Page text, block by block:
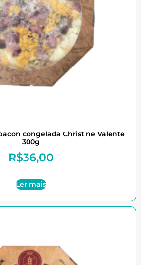
congelada Christine Valente
300g
R$36,00
Ler mais